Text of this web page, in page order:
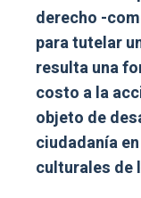
derecho -
para tutelar
resulta una
costo a la
objeto de
ciudadanía
culturales de